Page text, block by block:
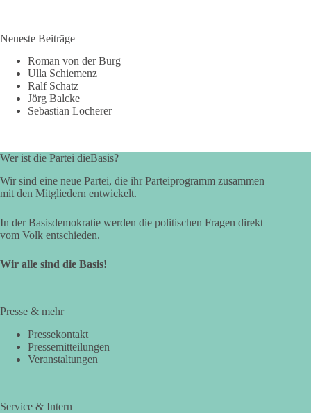
Neueste Beiträge
Roman von der Burg
Ulla Schiemenz
Ralf Schatz
Jörg Balcke
Sebastian Locherer
Wer ist die Partei dieBasis?
Wir sind eine neue Partei, die ihr Parteiprogramm zusammen
mit den Mitgliedern entwickelt.
In der Basisdemokratie werden die politischen Fragen direkt
vom Volk entschieden.
Wir alle sind die Basis!
Presse & mehr
Pressekontakt
Pressemitteilungen
Veranstaltungen
Service & Intern